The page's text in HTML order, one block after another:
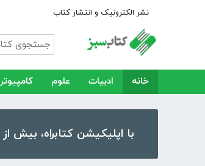
نشر الکترونیک و انتشار کتاب
خانه ادبیات علوم کامپیوتر
با اپلیکیشن کتابراه، بیش از ۵۰،۰۰۰ کتاب، کتاب صوتی و رمان را در موبایل و تبلت خود داشته باشید!